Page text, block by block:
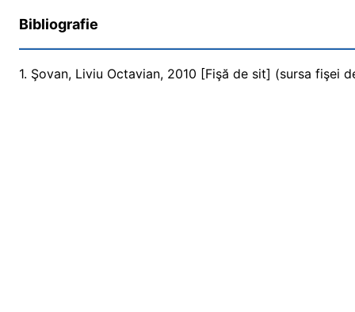
Bibliografie
1. Şovan, Liviu Octavian, 2010 [Fişă de sit] (sursa fişei